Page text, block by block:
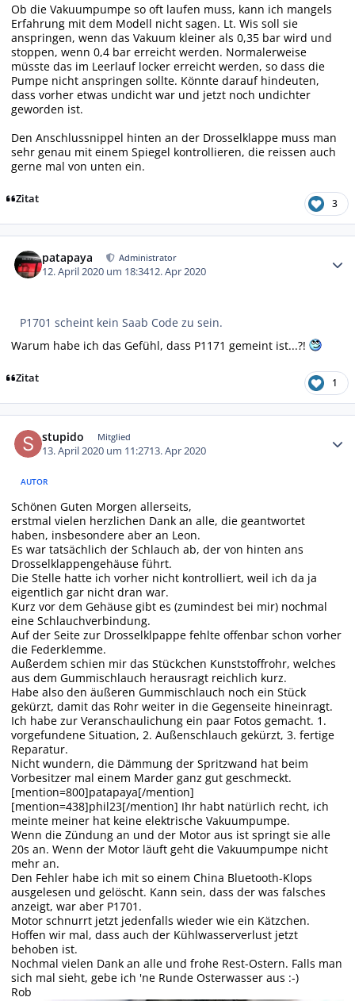
Ob die Vakuumpumpe so oft laufen muss, kann ich mangels
Erfahrung mit dem Modell nicht sagen. Lt. Wis soll sie
anspringen, wenn das Vakuum kleiner als 0,35 bar wird und
stoppen, wenn 0,4 bar erreicht werden. Normalerweise
müsste das im Leerlauf locker erreicht werden, so dass die
Pumpe nicht anspringen sollte. Könnte darauf hindeuten,
dass vorher etwas undicht war und jetzt noch undichter
geworden ist.
Den Anschlussnippel hinten an der Drosselklappe muss man
sehr genau mit einem Spiegel kontrollieren, die reissen auch
gerne mal von unten ein.
Zitat 3
patapaya Administrator
12. April 2020 um 18:3412. Apr 2020
P1701 scheint kein Saab Code zu sein.
Warum habe ich das Gefühl, dass P1171 gemeint ist...?!
Zitat 1
stupido Mitglied
13. April 2020 um 11:2713. Apr 2020
AUTOR
Schönen Guten Morgen allerseits,
erstmal vielen herzlichen Dank an alle, die geantwortet
haben, insbesondere aber an Leon.
Es war tatsächlich der Schlauch ab, der von hinten ans
Drosselklappengehäuse führt.
Die Stelle hatte ich vorher nicht kontrolliert, weil ich da ja
eigentlich gar nicht dran war.
Kurz vor dem Gehäuse gibt es (zumindest bei mir) nochmal
eine Schlauchverbindung.
Auf der Seite zur Drosselklpappe fehlte offenbar schon vorher
die Federklemme.
Außerdem schien mir das Stückchen Kunststoffrohr, welches
aus dem Gummischlauch herausragt reichlich kurz.
Habe also den äußeren Gummischlauch noch ein Stück
gekürzt, damit das Rohr weiter in die Gegenseite hineinragt.
Ich habe zur Veranschaulichung ein paar Fotos gemacht. 1.
vorgefundene Situation, 2. Außenschlauch gekürzt, 3. fertige
Reparatur.
Nicht wundern, die Dämmung der Spritzwand hat beim
Vorbesitzer mal einem Marder ganz gut geschmeckt.
[mention=800]patapaya[/mention]
[mention=438]phil23[/mention] Ihr habt natürlich recht, ich
meinte meiner hat keine elektrische Vakuumpumpe.
Wenn die Zündung an und der Motor aus ist springt sie alle
20s an. Wenn der Motor läuft geht die Vakuumpumpe nicht
mehr an.
Den Fehler habe ich mit so einem China Bluetooth-Klops
ausgelesen und gelöscht. Kann sein, dass der was falsches
anzeigt, war aber P1701.
Motor schnurrt jetzt jedenfalls wieder wie ein Kätzchen.
Hoffen wir mal, dass auch der Kühlwasserverlust jetzt
behoben ist.
Nochmal vielen Dank an alle und frohe Rest-Ostern. Falls man
sich mal sieht, gebe ich 'ne Runde Osterwasser aus :-)
Rob